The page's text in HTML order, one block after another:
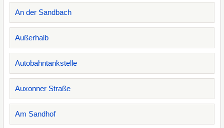
An der Sandbach
Außerhalb
Autobahntankstelle
Auxonner Straße
Am Sandhof